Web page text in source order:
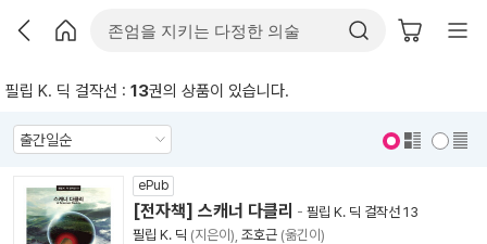
필립 K. 딕 걸작선 : 13권의 상품이 있습니다.
ePub
[전자책] 스캐너 다클리 - 필립 K. 딕 걸작선 13
필립 K. 딕 (지은이), 조호근 (옮긴이)